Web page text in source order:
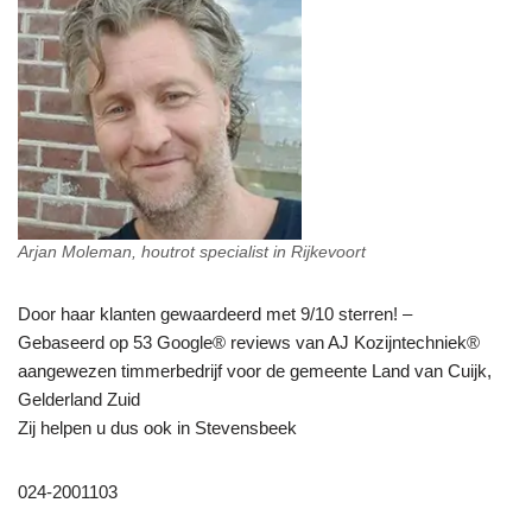
Arjan Moleman, houtrot specialist in Rijkevoort
Door haar klanten gewaardeerd met 9/10 sterren! –
Gebaseerd op 53 Google® reviews van AJ Kozijntechniek®
aangewezen timmerbedrijf voor de gemeente Land van Cuijk,
Gelderland Zuid
Zij helpen u dus ook in Stevensbeek
024-2001103